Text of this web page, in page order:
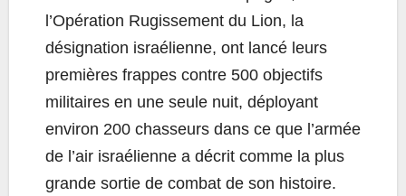
l’Opération Rugissement du Lion, la
désignation israélienne, ont lancé leurs
premières frappes contre 500 objectifs
militaires en une seule nuit, déployant
environ 200 chasseurs dans ce que l’armée
de l’air israélienne a décrit comme la plus
grande sortie de combat de son histoire.